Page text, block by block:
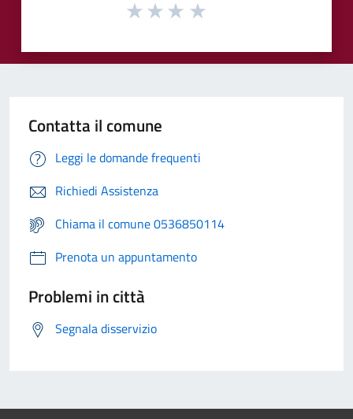
Contatta il comune
Leggi le domande frequenti
Richiedi Assistenza
Chiama il comune 0536850114
Prenota un appuntamento
Problemi in città
Segnala disservizio